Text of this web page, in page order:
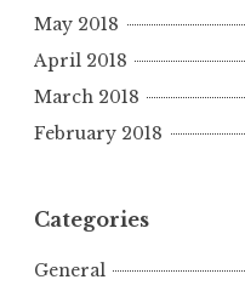
May 2018
April 2018
March 2018
February 2018
Categories
General